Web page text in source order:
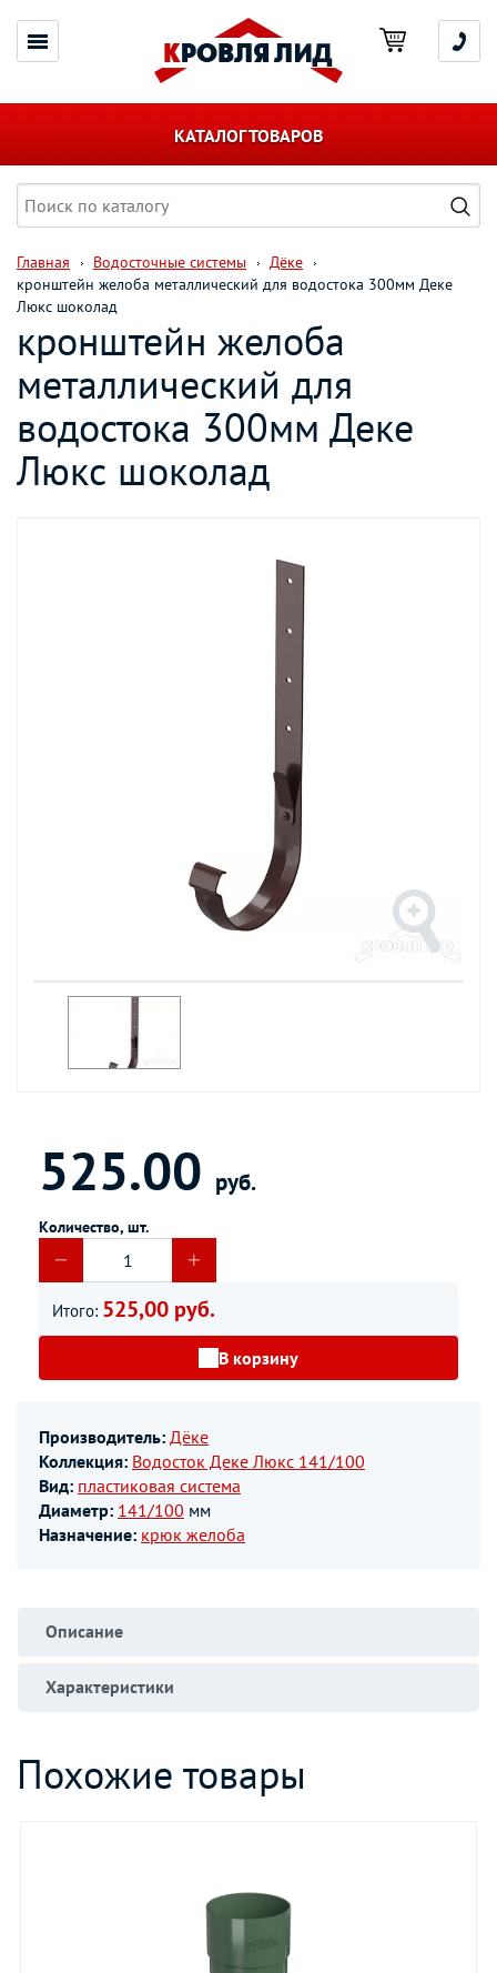
КАТАЛОГ ТОВАРОВ
Главная Водосточные системы
Дёке
кронштейн желоба металлический для водостока 300мм Деке
Люкс шоколад
кронштейн желоба
металлический для
водостока 300мм Деке
Люкс шоколад
525.00 руб.
Количество, шт.
Итого: 525,00 руб.
В корзину
Производитель: Дёке
Коллекция: Водосток Деке Люкс 141/100
Вид: пластиковая система
Диаметр: 141/100 мм
Назначение: крюк желоба
Описание
Характеристики
Похожие товары